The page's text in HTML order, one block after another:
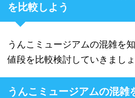
を比較しよう
うんこミュージアムの混雑を
値段を比較検討していきましょ
うんこミュージアムの混雑